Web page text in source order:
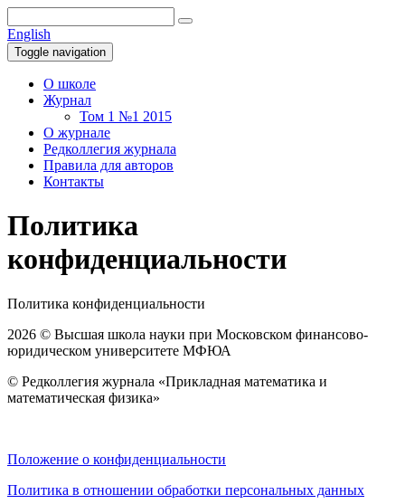
English
Toggle navigation
О школе
Журнал
Том 1 №1 2015
О журнале
Редколлегия журнала
Правила для авторов
Контакты
Политика
конфиденциальности
Политика конфиденциальности
2026 © Высшая школа науки при Московском финансово-
юридическом университете МФЮА
© Редколлегия журнала «Прикладная математика и
математическая физика»
Положение о конфиденциальности
Политика в отношении обработки персональных данных